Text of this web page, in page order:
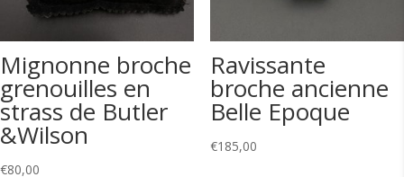
Mignonne broche
grenouilles en
strass de Butler
&Wilson
€80,00
Ravissante
broche ancienne
Belle Epoque
€185,00